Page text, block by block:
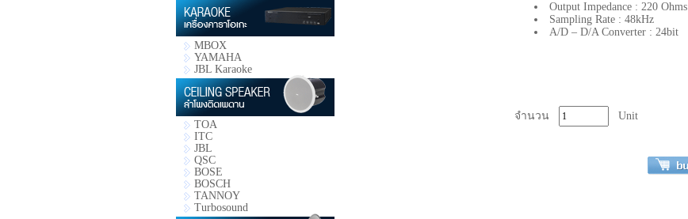
MBOX
YAMAHA
JBL Karaoke
TOA
ITC
JBL
QSC
BOSE
BOSCH
TANNOY
Turbosound
Output Impedance : 220 Ohms
Sampling Rate : 48kHz
A/D – D/A Converter : 24bit
จำนวน Unit